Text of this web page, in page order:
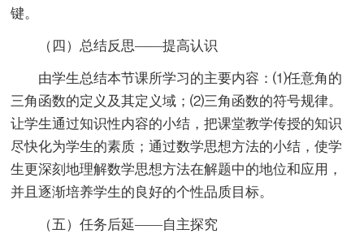
键。
（四）总结反思——提高认识
由学生总结本节课所学习的主要内容：⑴任意角的
三角函数的定义及其定义域；⑵三角函数的符号规律。
让学生通过知识性内容的小结，把课堂教学传授的知识
尽快化为学生的素质；通过数学思想方法的小结，使学
生更深刻地理解数学思想方法在解题中的地位和应用，
并且逐渐培养学生的良好的个性品质目标。
（五）任务后延——自主探究